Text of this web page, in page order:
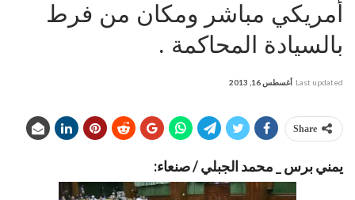
أمريكي مباشر ومكان من فرط
بالسيادة المحاكمة .
Last updated أغسطس 16, 2013
Share
يمني برس _ محمد الجبلي / صنعاء: